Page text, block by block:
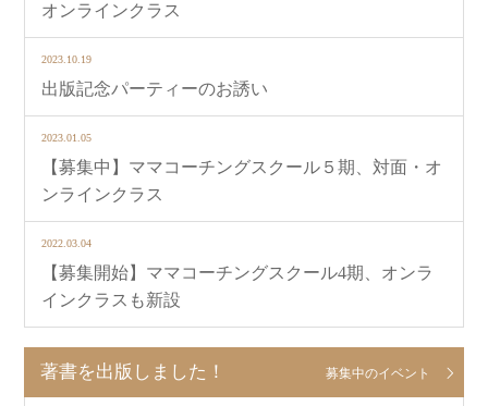
オンラインクラス
2023.10.19
出版記念パーティーのお誘い
2023.01.05
【募集中】ママコーチングスクール５期、対面・オ
ンラインクラス
2022.03.04
【募集開始】ママコーチングスクール4期、オンラ
インクラスも新設
著書を出版しました！ 募集中のイベント